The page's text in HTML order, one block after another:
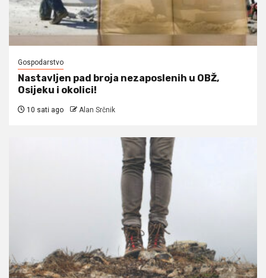
Gospodarstvo
Nastavljen pad broja nezaposlenih u OBŽ,
Osijeku i okolici!
10 sati ago Alan Srčnik